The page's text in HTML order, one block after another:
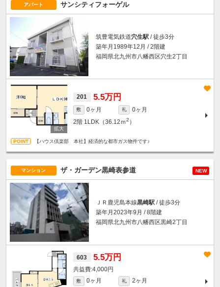
アパート サンシティフォーゲル
筑豊電気鉄道穴生駅 / 徒歩3分
築年月1989年12月 / 2階建
福岡県北九州市八幡西区穴生2丁目
201 5.5万円
敷 0ヶ月 礼
0ヶ月
2階 1LDK（36.12ｍ2 ）
【ハウス倶楽部 本社】経済的な都市ガス物件です♪
マンション ザ・ガーデン黒崎表参道 NEW
ＪＲ鹿児島本線黒崎駅 / 徒歩3分
築年月2023年9月 / 8階建
福岡県北九州市八幡西区黒崎2丁目
603 5.5万円
4,000円
敷 0ヶ月 礼
2ヶ月